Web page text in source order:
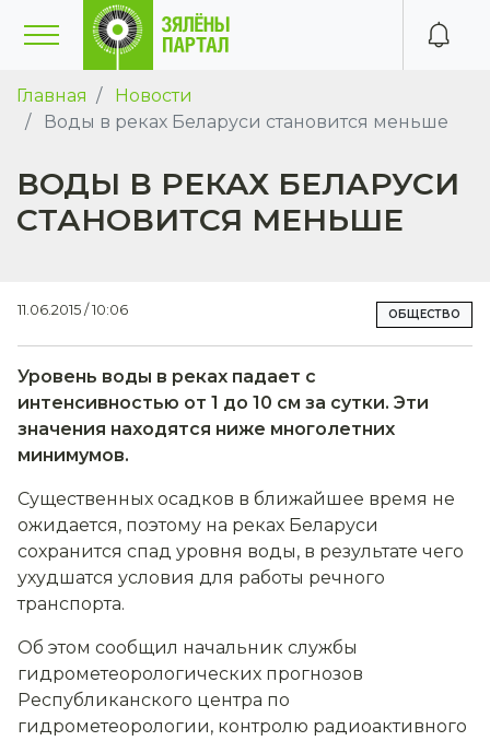
Главная
Новости
Воды в реках Беларуси становится меньше
ВОДЫ В РЕКАХ БЕЛАРУСИ
СТАНОВИТСЯ МЕНЬШЕ
11.06.2015 / 10:06 ОБЩЕСТВО
Уровень воды в реках падает с
интенсивностью от 1 до 10 см за сутки. Эти
значения находятся ниже многолетних
минимумов.
Существенных осадков в ближайшее время не
ожидается, поэтому на реках Беларуси
сохранится спад уровня воды, в результате чего
ухудшатся условия для работы речного
транспорта.
Об этом сообщил начальник службы
гидрометеорологических прогнозов
Республиканского центра по
гидрометеорологии, контролю радиоактивного